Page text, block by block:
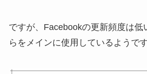
ですが、Facebookの更新頻度は低
らをメインに使用しているようです